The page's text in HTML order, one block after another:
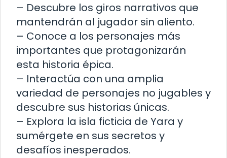
– Descubre los giros narrativos que
mantendrán al jugador sin aliento.
– Conoce a los personajes más
importantes que protagonizarán
esta historia épica.
– Interactúa con una amplia
variedad de personajes no jugables y
descubre sus historias únicas.
– Explora la isla ficticia de Yara y
sumérgete en sus secretos y
desafíos inesperados.